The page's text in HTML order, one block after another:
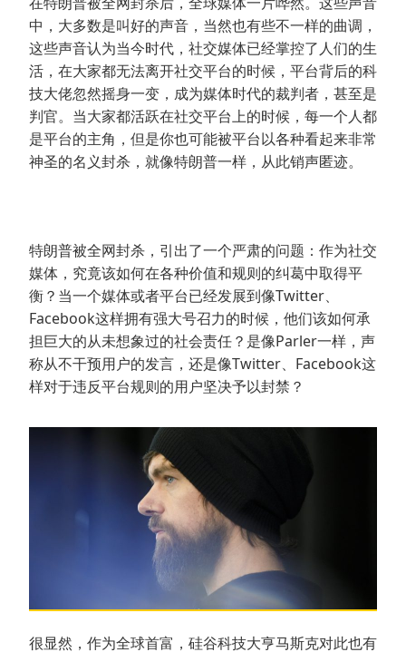
中，大多数是叫好的声音，当然也有些不一样的曲调，
这些声音认为当今时代，社交媒体已经掌控了人们的生
活，在大家都无法离开社交平台的时候，平台背后的科
技大佬忽然摇身一变，成为媒体时代的裁判者，甚至是
判官。当大家都活跃在社交平台上的时候，每一个人都
是平台的主角，但是你也可能被平台以各种看起来非常
神圣的名义封杀，就像特朗普一样，从此销声匿迹。
特朗普被全网封杀，引出了一个严肃的问题：作为社交
媒体，究竟该如何在各种价值和规则的纠葛中取得平
衡？当一个媒体或者平台已经发展到像Twitter、
Facebook这样拥有强大号召力的时候，他们该如何承
担巨大的从未想象过的社会责任？是像Parler一样，声
称从不干预用户的发言，还是像Twitter、Facebook这
样对于违反平台规则的用户坚决予以封禁？
很显然，作为全球首富，硅谷科技大亨马斯克对此也有